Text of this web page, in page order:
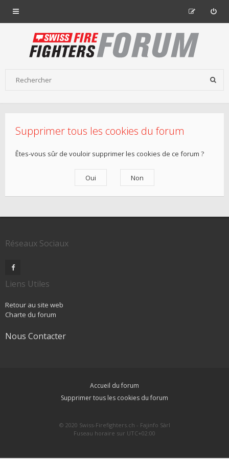
Supprimer tous les cookies du forum
Êtes-vous sûr de vouloir supprimer les cookies de ce forum ?
Réseaux Sociaux
Liens Utiles
Retour au site web
Charte du forum
Nous Contacter
Accueil du forum
Supprimer tous les cookies du forum
© 2020 Swiss-Firefighters.ch - Fajinfo Sàrl
Fuseau horaire sur UTC+02:00